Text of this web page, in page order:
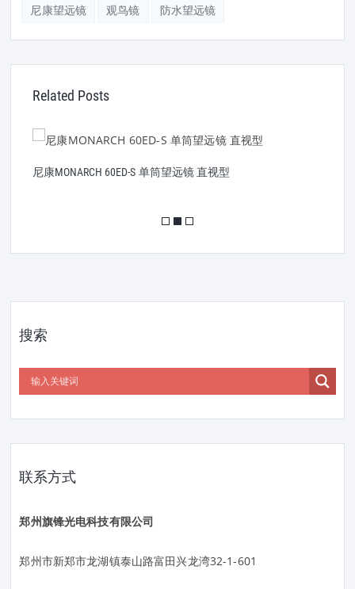
尼康望远镜 观鸟镜 防水望远镜
Related Posts
尼康MONARCH 60ED-S 单筒望远镜 直视型
搜索
联系方式
郑州旗锋光电科技有限公司
郑州市新郑市龙湖镇泰山路富田兴龙湾32-1-601